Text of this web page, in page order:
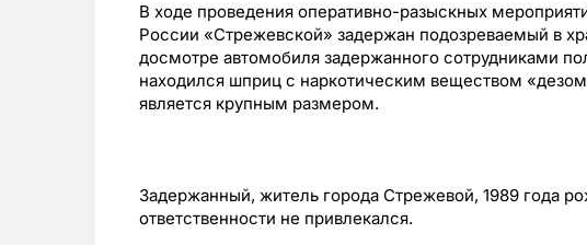
В ходе проведения оперативно-разыскных
России «Стрежевской» задержан подозреваемый в
досмотре автомобиля задержанного сотрудниками
находился шприц с наркотическим веществом
является крупным размером.
Задержанный, житель города Стрежевой, 1989 года
ответственности не привлекался.